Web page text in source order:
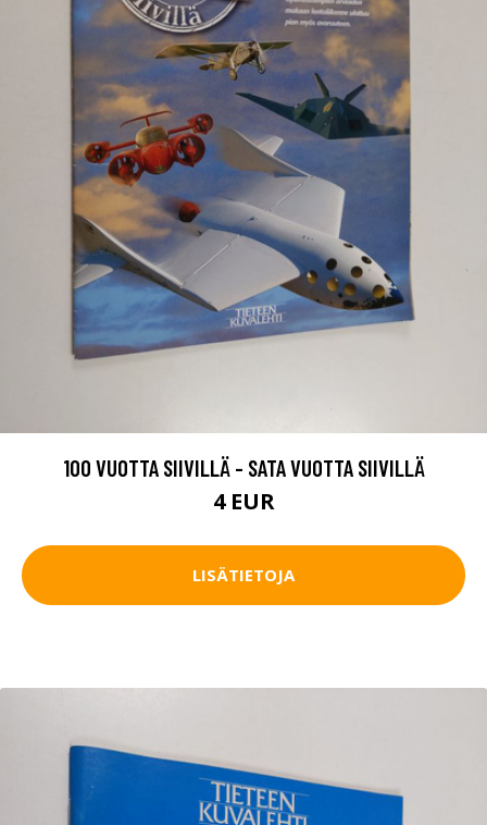
100 VUOTTA SIIVILLÄ - SATA VUOTTA SIIVILLÄ
4 EUR
LISÄTIETOJA